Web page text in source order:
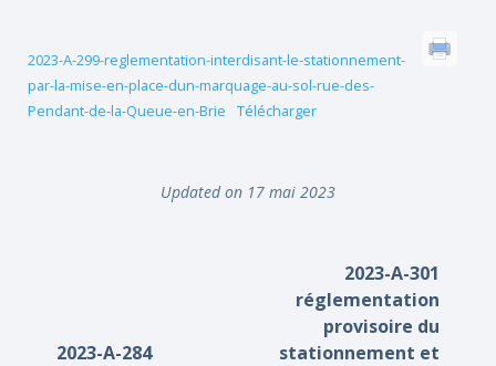
2023-A-299-reglementation-interdisant-le-stationnement-
par-la-mise-en-place-dun-marquage-au-sol-rue-des-
Pendant-de-la-Queue-en-Brie
Télécharger
Updated on 17 mai 2023
2023-A-284
2023-A-301
réglementation
provisoire du
stationnement et